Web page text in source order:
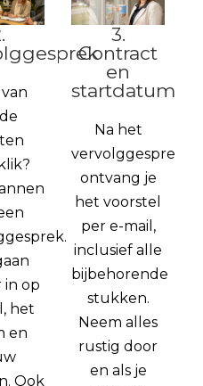
van
in op
het
en
Ook
3.
Contract
en
startdatum
Na het
vervolggesprek
ontvang je
het voorstel
per e-mail,
inclusief alle
bijbehorende
stukken.
Neem alles
rustig door
en als je